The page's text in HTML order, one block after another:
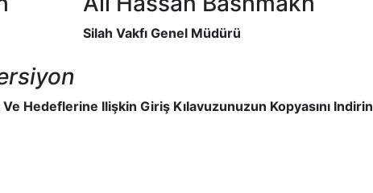
Silah Vakfı Genel Müdürü
Ve Hedeflerine Ilişkin Giriş Kılavuzunuzun Kopyasını Indirin